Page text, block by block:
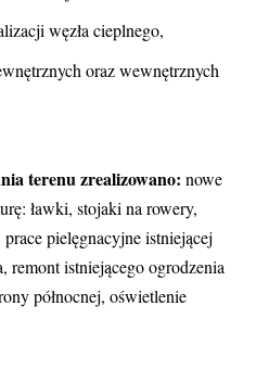
węzła cieplnego,
oraz wewnętrznych
terenu zrealizowano: nowe
ławki, stojaki na rowery,
pielęgnacyjne istniejącej
remont istniejącego ogrodzenia
północnej, oświetlenie